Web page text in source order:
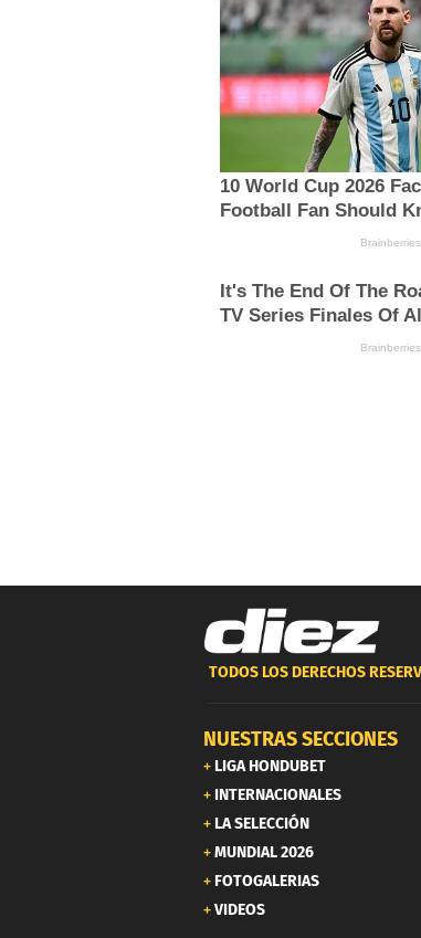
TODOS LOS DERECHOS
NUESTRAS SECCIONES
LIGA HONDUBET
INTERNACIONALES
LA SELECCIÓN
MUNDIAL 2026
FOTOGALERIAS
VIDEOS